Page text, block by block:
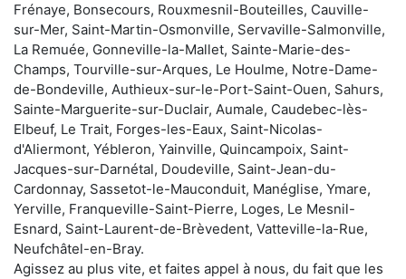
Frénaye, Bonsecours, Rouxmesnil-Bouteilles, Cauville-
sur-Mer, Saint-Martin-Osmonville, Servaville-Salmonville,
La Remuée, Gonneville-la-Mallet, Sainte-Marie-des-
Champs, Tourville-sur-Arques, Le Houlme, Notre-Dame-
de-Bondeville, Authieux-sur-le-Port-Saint-Ouen, Sahurs,
Sainte-Marguerite-sur-Duclair, Aumale, Caudebec-lès-
Elbeuf, Le Trait, Forges-les-Eaux, Saint-Nicolas-
d'Aliermont, Yébleron, Yainville, Quincampoix, Saint-
Jacques-sur-Darnétal, Doudeville, Saint-Jean-du-
Cardonnay, Sassetot-le-Mauconduit, Manéglise, Ymare,
Yerville, Franqueville-Saint-Pierre, Loges, Le Mesnil-
Esnard, Saint-Laurent-de-Brèvedent, Vatteville-la-Rue,
Neufchâtel-en-Bray.
Agissez au plus vite, et faites appel à nous, du fait que les